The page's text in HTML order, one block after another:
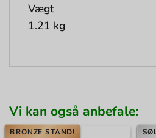
Vægt
1.21 kg
Vi kan også anbefale:
BRONZE STAND!